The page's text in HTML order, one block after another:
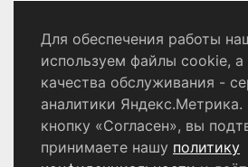
Щёлково
Политика
Согласие на обработку
Для обеспечения работы
используем файлы cookie, а
качества обслуживания -
аналитики
кнопку «Согласен», вы
принимаете нашу политику